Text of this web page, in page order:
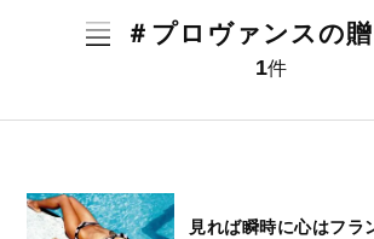
＃プロヴァンスの
1件
見れば瞬時に心はフラ